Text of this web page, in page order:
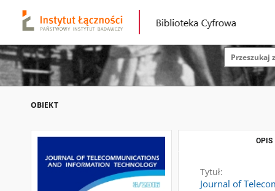
OBIEKT
OPIS
Tytuł:
Journal of